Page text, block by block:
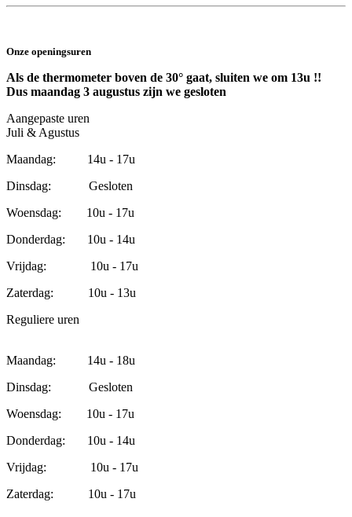
Onze openingsuren
Als de thermometer boven de 30° gaat, sluiten we om 13u !!
Dus maandag 3 augustus zijn we gesloten
Aangepaste uren
Juli & Agustus
Maandag: 14u - 17u
Dinsdag: Gesloten
Woensdag: 10u - 17u
Donderdag: 10u - 14u
Vrijdag: 10u - 17u
Zaterdag: 10u - 13u
Reguliere uren
Maandag: 14u - 18u
Dinsdag: Gesloten
Woensdag: 10u - 17u
Donderdag: 10u - 14u
Vrijdag: 10u - 17u
Zaterdag: 10u - 17u